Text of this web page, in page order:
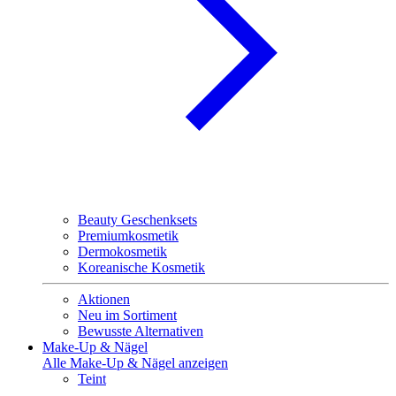
Beauty Geschenksets
Premiumkosmetik
Dermokosmetik
Koreanische Kosmetik
Aktionen
Neu im Sortiment
Bewusste Alternativen
Make-Up & Nägel
Alle Make-Up & Nägel anzeigen
Teint